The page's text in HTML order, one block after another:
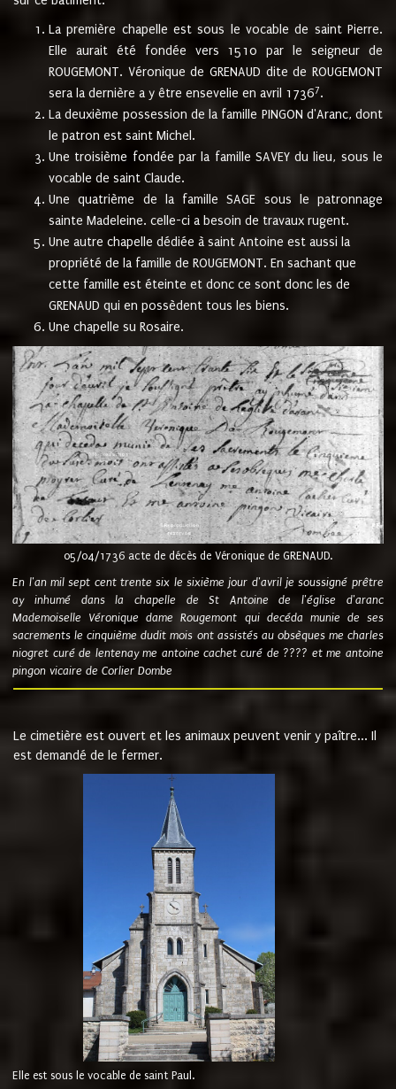
La première chapelle est sous le vocable de saint Pierre.
Elle aurait été fondée vers 1510 par le seigneur de
ROUGEMONT. Véronique de GRENAUD dite de ROUGEMONT
sera la dernière a y être ensevelie en avril 17367.
La deuxième possession de la famille PINGON d'Aranc, dont
le patron est saint Michel.
Une troisième fondée par la famille SAVEY du lieu, sous le
vocable de saint Claude.
Une quatrième de la famille SAGE sous le patronnage
sainte Madeleine. celle-ci a besoin de travaux rugent.
Une autre chapelle dédiée à saint Antoine est aussi la
propriété de la famille de ROUGEMONT. En sachant que
cette famille est éteinte et donc ce sont donc les de
GRENAUD qui en possèdent tous les biens.
Une chapelle su Rosaire.
05/04/1736 acte de décès de Véronique de GRENAUD.
En l'an mil sept cent trente six le sixième jour d'avril je soussigné prêtre
ay inhumé dans la chapelle de St Antoine de l'église d'aranc
Mademoiselle Véronique dame Rougemont qui decéda munie de ses
sacrements le cinquième dudit mois ont assistés au obsèques me charles
niogret curé de lentenay me antoine cachet curé de ???? et me antoine
pingon vicaire de Corlier Dombe
Le cimetière est ouvert et les animaux peuvent venir y paître... Il
est demandé de le fermer.
Elle est sous le vocable de saint Paul.